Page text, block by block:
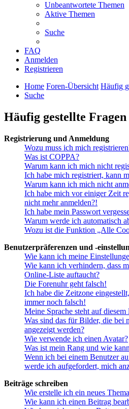
Unbeantwortete Themen
Aktive Themen
Suche
FAQ
Anmelden
Registrieren
Home Foren-Übersicht Häufig
Suche
Häufig gestellte Fragen
Registrierung und Anmeldung
Wozu muss ich mich
Was ist COPPA?
Warum kann ich mich nicht
Ich habe mich registriert, kann
Warum kann ich mich nicht
Ich habe mich vor einiger Zeit
nicht mehr anmelden?!
Ich habe mein Passwort
Warum werde ich automatisch
Wozu ist die Funktion „Alle
Benutzerpräferenzen und -
Wie kann ich meine
Wie kann ich verhindern, dass
Online-Liste auftaucht?
Die Forenuhr geht falsch!
Ich habe die Zeitzone
immer noch falsch!
Meine Sprache steht auf
Was sind das für Bilder, die bei
angezeigt werden?
Wie verwende ich einen Avatar?
Was ist mein Rang und wie
Wenn ich bei einem Benutzer
werde ich aufgefordert, mich
Beiträge schreiben
Wie erstelle ich ein neues
Wie kann ich einen Beitrag